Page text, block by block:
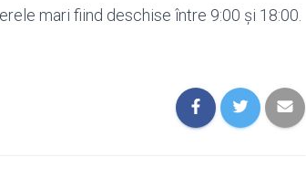
mari fiind deschise între 9:00 și 18:00.